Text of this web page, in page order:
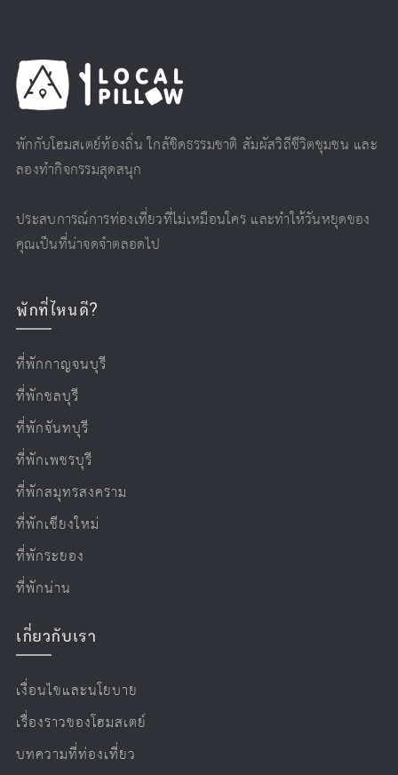
พักกับโฮมสเตย์ท้องถิ่น ใกล้ชิดธรรมชาติ สัมผัสวิถีชีวิตชุมชน และ
ลองทำกิจกรรมสุดสนุก
ประสบการณ์การท่องเที่ยวที่ไม่เหมือนใคร และทำให้วันหยุดของ
คุณเป็นที่น่าจดจำตลอดไป
พักที่ไหนดี?
ที่พักกาญจนบุรี
ที่พักชลบุรี
ที่พักจันทบุรี
ที่พักเพชรบุรี
ที่พักสมุทรสงคราม
ที่พักเชียงใหม่
ที่พักระยอง
ที่พักน่าน
เกี่ยวกับเรา
เงื่อนไขและนโยบาย
เรื่องราวของโฮมสเตย์
บทความที่ท่องเที่ยว